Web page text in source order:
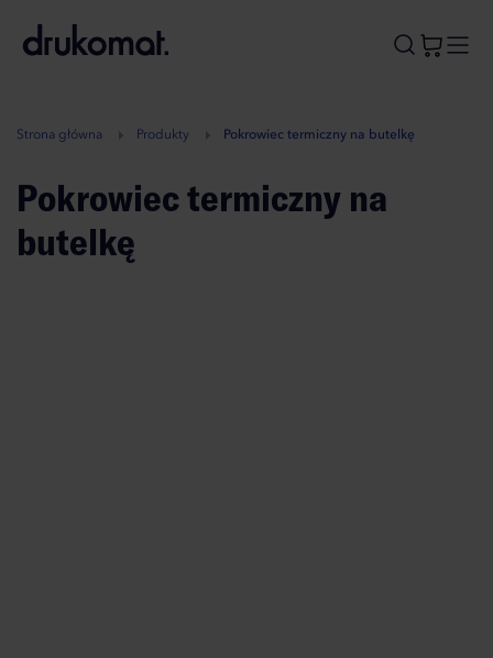
A
Strona główna Produkty Pokrowiec termiczny na butelkę
Pokrowiec termiczny na
butelkę